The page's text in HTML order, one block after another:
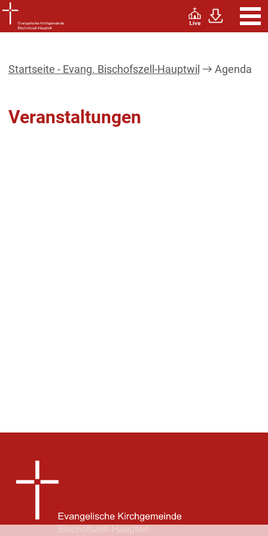
Startseite - Evang. Bischofszell-Hauptwil Agenda
Veranstaltungen